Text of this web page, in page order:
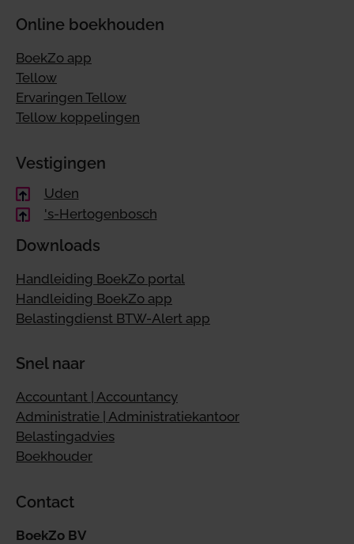
Online boekhouden
BoekZo app
Tellow
Ervaringen Tellow
Tellow koppelingen
Vestigingen
Uden
's-Hertogenbosch
Downloads
Handleiding BoekZo portal
Handleiding BoekZo app
Belastingdienst BTW-Alert app
Snel naar
Accountant | Accountancy
Administratie | Administratiekantoor
Belastingadvies
Boekhouder
Contact
BoekZo BV